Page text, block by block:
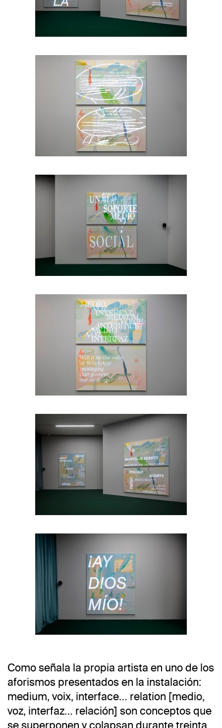
Vista de la exposición
Vista de la exposición
Vista de la exposición
Vista de la exposición Elsa-Louise
Vista de la exposición
Vista de la exposición
Como señala la propia artista en uno de los
aforismos presentados en la instalación:
medium, voix, interface… relation [medio,
voz, interfaz… relación] son conceptos que